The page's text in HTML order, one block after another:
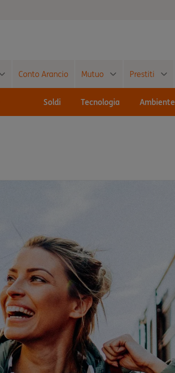
Conto Arancio Mutuo Prestiti
Soldi Tecnologia Ambiente